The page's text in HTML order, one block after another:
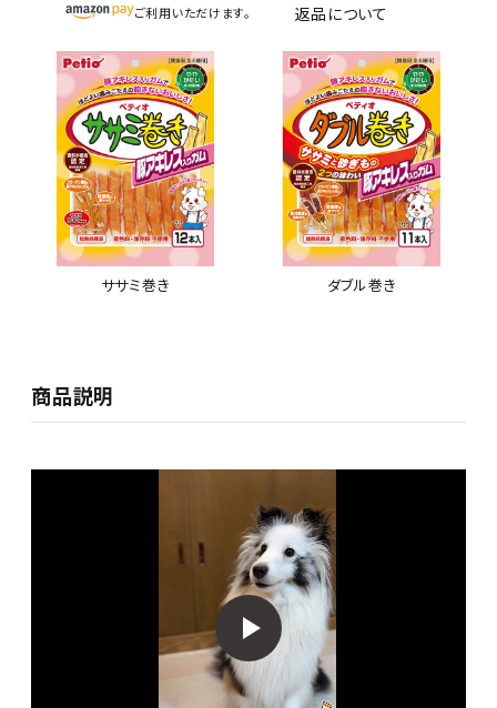
ご利用いただけます。 返品について
ササミ巻き ダブル巻き
商品説明